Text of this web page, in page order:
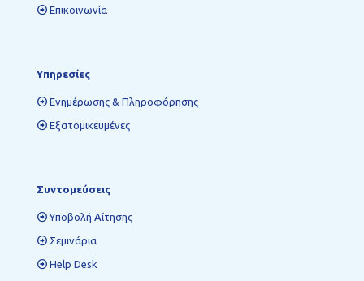
Επικοινωνία
Υπηρεσίες
Ενημέρωσης & Πληροφόρησης
Εξατομικευμένες
Συντομεύσεις
Υποβολή Αίτησης
Σεμινάρια
Help Desk